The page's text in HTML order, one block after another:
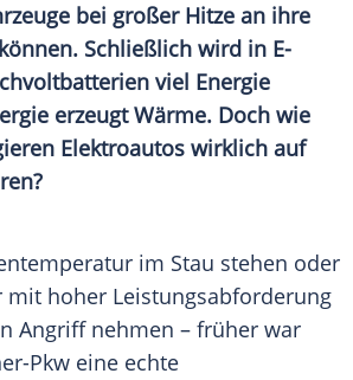
bei großer Hitze an ihre
Schließlich wird in E-
viel Energie
erzeugt Wärme. Doch wie
Elektroautos wirklich auf
im Stau stehen oder
mit hoher Leistungsabforderung
Angriff nehmen – früher war
Pkw eine echte